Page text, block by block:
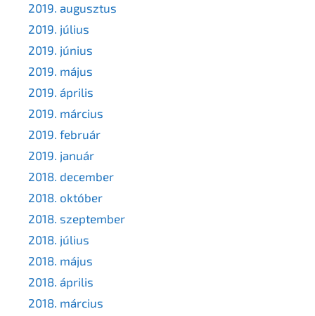
2019. augusztus
2019. július
2019. június
2019. május
2019. április
2019. március
2019. február
2019. január
2018. december
2018. október
2018. szeptember
2018. július
2018. május
2018. április
2018. március